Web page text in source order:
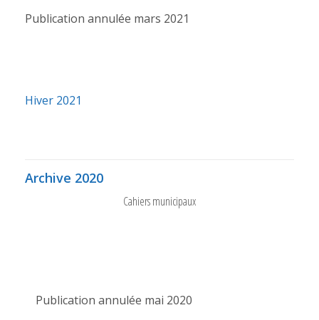
Publication annulée mars 2021
Hiver 2021
Archive 2020
Cahiers municipaux
Publication annulée mai 2020